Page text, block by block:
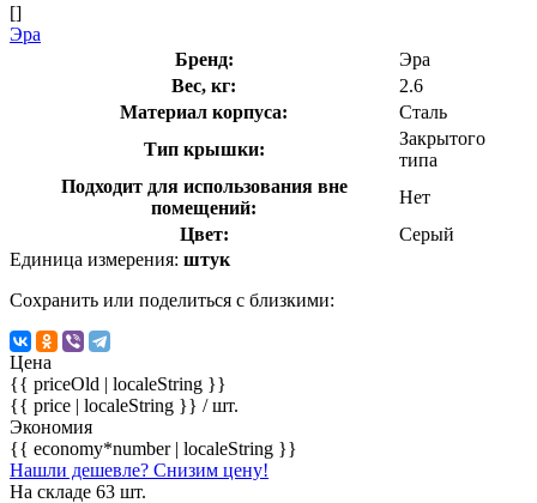
[]
Эра
Бренд:
Эра
Вес, кг:
2.6
Материал корпуса:
Сталь
Тип крышки:
Закрытого
типа
Подходит для использования вне
помещений:
Нет
Цвет:
Серый
Единица измерения: штук
Сохранить или поделиться с близкими:
Цена
{{ priceOld | localeString }}
{{ price | localeString }} / шт.
Экономия
{{ economy*number | localeString }}
Нашли дешевле? Снизим цену!
На складе 63 шт.